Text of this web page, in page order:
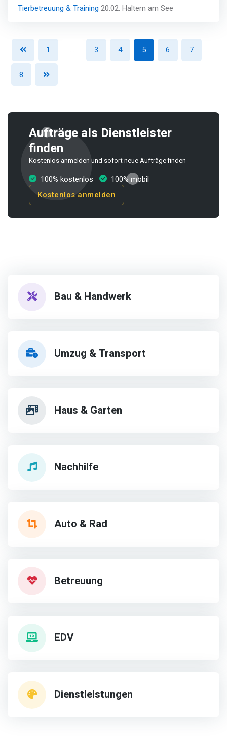
Tierbetreuung & Training 20.02. Haltern am See
1 … 3 4 5 6 7
8
Aufträge als Dienstleister
finden
Kostenlos anmelden und sofort neue Aufträge finden
100% kostenlos
100% mobil
Kostenlos anmelden
Bau & Handwerk
Umzug & Transport
Haus & Garten
Nachhilfe
Auto & Rad
Betreuung
EDV
Dienstleistungen